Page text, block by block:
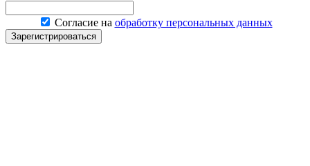
Согласие на обработку персональных данных
Зарегистрироваться